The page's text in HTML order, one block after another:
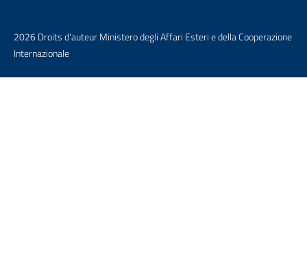
2026 Droits d'auteur Ministero degli Affari Esteri e della Cooperazione
Internazionale